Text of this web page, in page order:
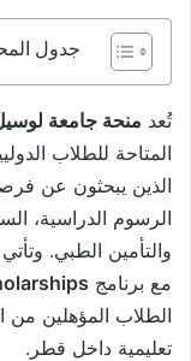
جدول
تُعد منحة جامعة
المتاحة للطلاب
الذين يبحثون عن
الرسوم الدراسية،
والتأمين الطبي.
مع برنامج
الطلاب المؤهلين
تعليمية داخل قطر.